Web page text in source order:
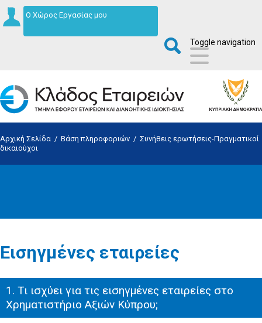
Ο Χώρος Εργασίας μου
Toggle navigation
Αρχική Σελίδα / Βάση πληροφοριών / Συνήθεις ερωτήσεις-Πραγματικοί
δικαιούχοι
Εισηγμένες εταιρείες
1. Τι ισχύει για τις εισηγμένες εταιρείες στο
Χρηματιστήριο Αξιών Κύπρου;